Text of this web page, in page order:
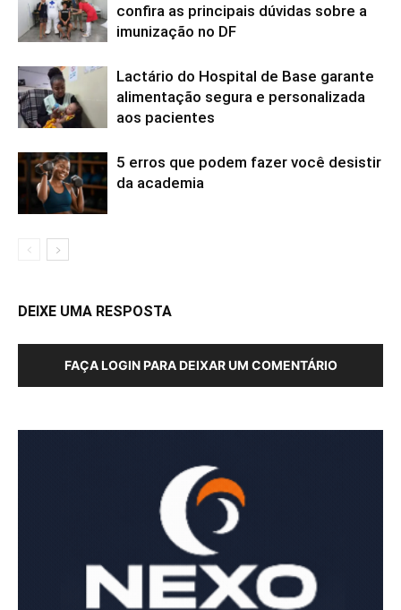
confira as principais dúvidas sobre a
imunização no DF
Lactário do Hospital de Base garante
alimentação segura e personalizada
aos pacientes
5 erros que podem fazer você desistir
da academia
DEIXE UMA RESPOSTA
FAÇA LOGIN PARA DEIXAR UM COMENTÁRIO